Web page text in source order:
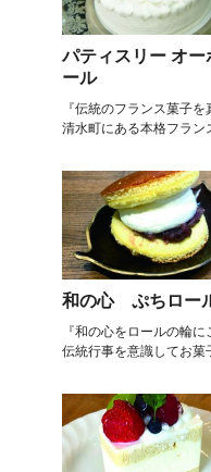
パティスリー オー
ール
『伝統のフランス菓子
清水町にある本格フラン
和の心 ぷちロー
『和の心をロールの輪
伝統行事を意識してお菓